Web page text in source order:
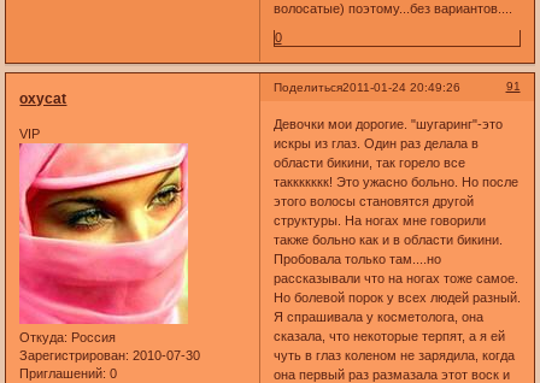
волосатые) поэтому...без вариантов....
0
Поделиться 91
2011-01-24 20:49:26
oxycat
VIP
Откуда: Россия
Зарегистрирован: 2010-07-30
Приглашений: 0
Девочки мои дорогие. "шугаринг"-это
искры из глаз. Один раз делала в
области бикини, так горело все
таккккккк! Это ужасно больно. Но после
этого волосы становятся другой
структуры. На ногах мне говорили
также больно как и в области бикини.
Пробовала только там....но
рассказывали что на ногах тоже самое.
Но болевой порок у всех людей разный.
Я спрашивала у косметолога, она
сказала, что некоторые терпят, а я ей
чуть в глаз коленом не зарядила, когда
она первый раз размазала этот воск и